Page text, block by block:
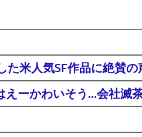
米人気SF作品に絶賛の
ーかわいそう…会社滅茶